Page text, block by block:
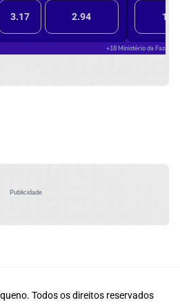
Publicidade
Todos os direitos reservados